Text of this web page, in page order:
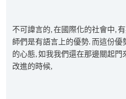
不可諱言的, 在國際化的社會中,
師們是有語言上的優勢. 而這份
的心態, 如我我們還在那邊關起門
改進的時候,